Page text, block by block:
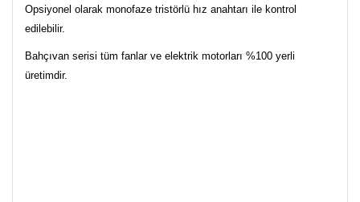
Opsiyonel olarak monofaze tristörlü hız anahtarı ile kontrol
edilebilir.
Bahçıvan serisi tüm fanlar ve elektrik motorları %100 yerli
üretimdir.